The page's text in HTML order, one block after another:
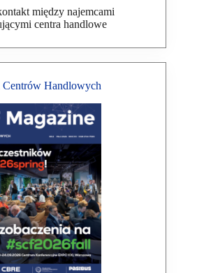
między najemcami
centra handlowe
Centrów Handlowych